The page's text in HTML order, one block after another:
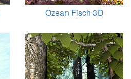
Ozean Fisch 3D